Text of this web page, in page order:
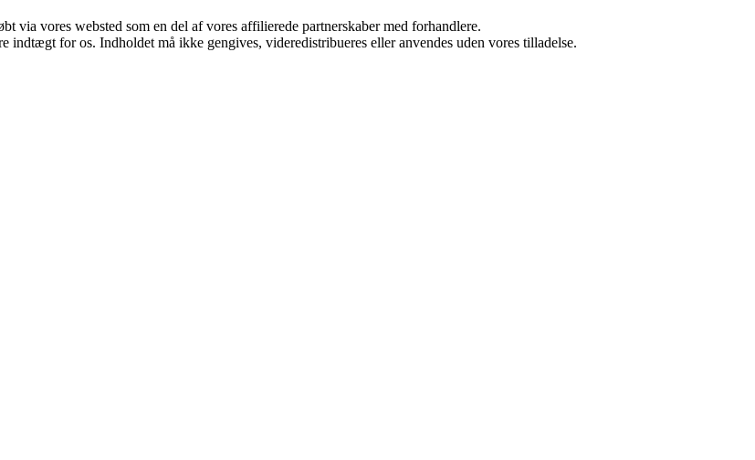
via vores websted som en del af vores affilierede partnerskaber med forhandlere.
for os. Indholdet må ikke gengives, videredistribueres eller anvendes uden vores tilladelse.